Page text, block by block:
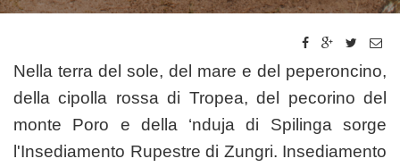
Nella terra del sole, del mare e del peperoncino,
della cipolla rossa di Tropea, del pecorino del
monte Poro e della ‘nduja di Spilinga sorge
l'Insediamento Rupestre di Zungri. Insediamento